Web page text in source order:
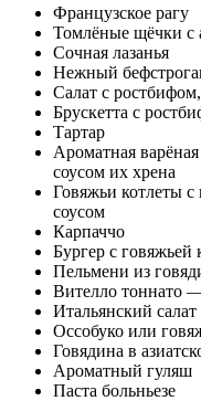
Французское рагу
Томлёные щёчки с
Сочная лазанья
Нежный
Салат с
Брускетта с
Тартар
Ароматная
соусом их хрена
Говяжьи котлеты
соусом
Карпаччо
Бургер с говяжьей
Пельмени из
Вителло тоннато —
Итальянский
Оссобуко или
Говядина в
Ароматный гуляш
Паста больньезе